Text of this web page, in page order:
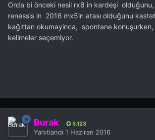
Orda bi önceki nesil rx8 in kardeşi
renessis in 2016 mx5in atası olduğunu
kağıttan okumayinca, spontane
kelimeler seçemiyor.
Burak 5.123
Yanıtlandı 1 Haziran 2016